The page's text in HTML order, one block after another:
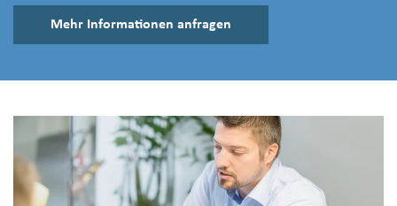
Mehr Informationen anfragen